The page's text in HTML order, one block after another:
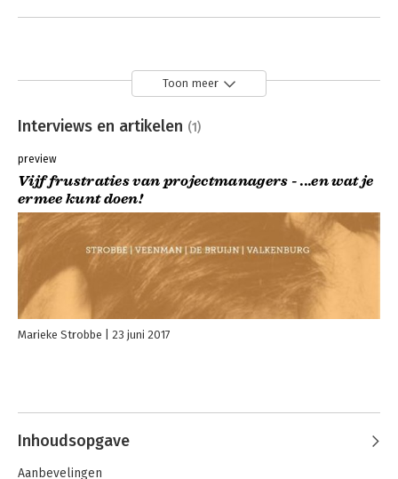
Toon meer
Interviews en artikelen (1)
preview
Vijf frustraties van projectmanagers - ...en wat je
ermee kunt doen!
Marieke Strobbe 23 juni 2017
Inhoudsopgave
Aanbevelingen